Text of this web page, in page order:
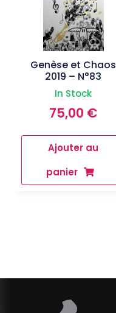
Genèse et Chaos
2019 – N°83
In Stock
75,00 €
Ajouter au
panier